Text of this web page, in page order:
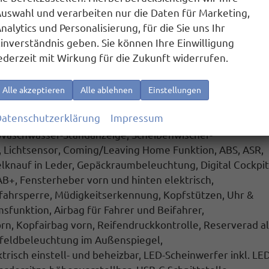
Smartphone-Apps wie Google Maps oder Apple Karten
Standanzeige, Scheibenwischer-
Lichtsensor , Coming/Leaving Home Funktion, ABS, ASR,
in Leder, Gepäckraumbeleuchtung, Digital Cockpit
Fensterheber vorn und hinten elektrisch,
Müdigkeitserkennung , Kopfstützen, Uhr &
, Airbag für Fahrer und Beifahrer,
Kopfairbag vorn, Reifendruckkontrolle, Reserverad
im Außenspiegel,
einstell- und beheizbar, LED-Scheinwerfer inkl.
und verarbeiten nur die Daten für Marketing,
und Personalisierung, für die Sie uns Ihr
geben. Sie können Ihre Einwilligung
mit Wirkung für die Zukunft widerrufen.
Alle akzeptieren Alle ablehnen Einstellungen
Impressum